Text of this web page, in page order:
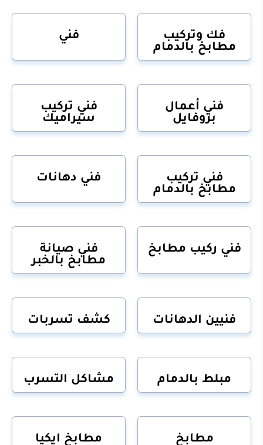
فك وتركيب
مطابخ بالدمام
فني
فني أعمال
بروفايل
فني تركيب
سيراميك
فني تركيب
مطابخ بالدمام
فني دهانات
فني ركيب مطابخ
فني صيانة
مطابخ بالخبر
فنيين الدهانات كشف تسربات
مبلط بالدمام مشاكل التسرب
مطابخ مطابخ ايكيا